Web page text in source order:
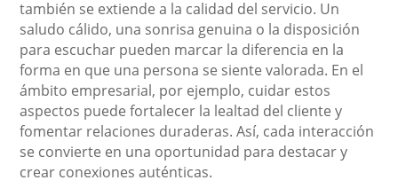
también se extiende a la calidad del servicio. Un
saludo cálido, una sonrisa genuina o la disposición
para escuchar pueden marcar la diferencia en la
forma en que una persona se siente valorada. En el
ámbito empresarial, por ejemplo, cuidar estos
aspectos puede fortalecer la lealtad del cliente y
fomentar relaciones duraderas. Así, cada interacción
se convierte en una oportunidad para destacar y
crear conexiones auténticas.